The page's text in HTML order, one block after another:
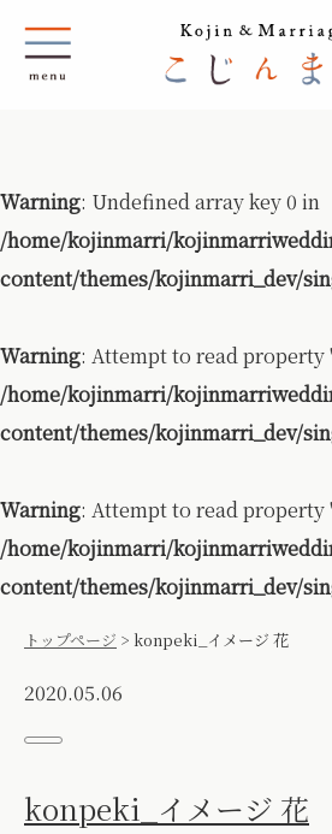
Warning: Undefined array key 0 in
/home/kojinmarri/
content/themes/kojinmarri_dev/
Warning: Attempt to read property
/home/kojinmarri/
content/themes/kojinmarri_dev/
Warning: Attempt to read property
/home/kojinmarri/
content/themes/kojinmarri_dev/
トップページ > konpeki_イメージ 花
2020.05.06
konpeki_イメージ 花